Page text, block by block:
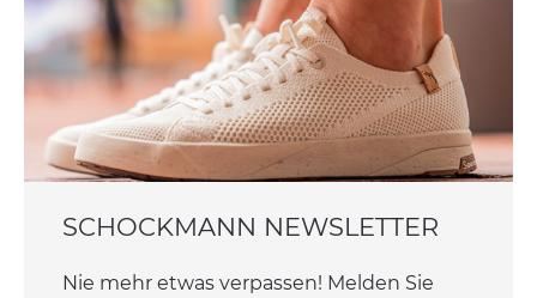
SCHOCKMANN NEWSLETTER
Nie mehr etwas verpassen! Melden Sie